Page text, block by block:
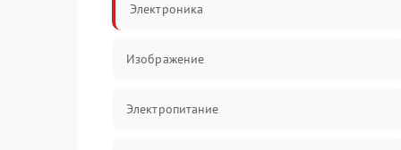
Электроника
Изображение
Электропитание